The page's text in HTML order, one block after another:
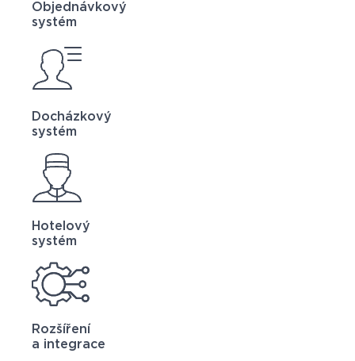
Objednávkový
systém
Docházkový
systém
Hotelový
systém
Rozšíření
a integrace